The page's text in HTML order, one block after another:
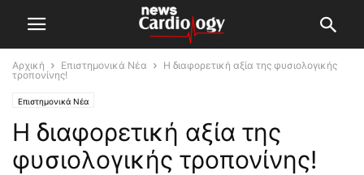
Αρχική Επιστημονικά Νέα
Η διαφορετική αξία της φυσιολογικής
τροπονίνης!
Επιστημονικά Νέα
Η διαφορετική αξία της
φυσιολογικής τροπονίνης!